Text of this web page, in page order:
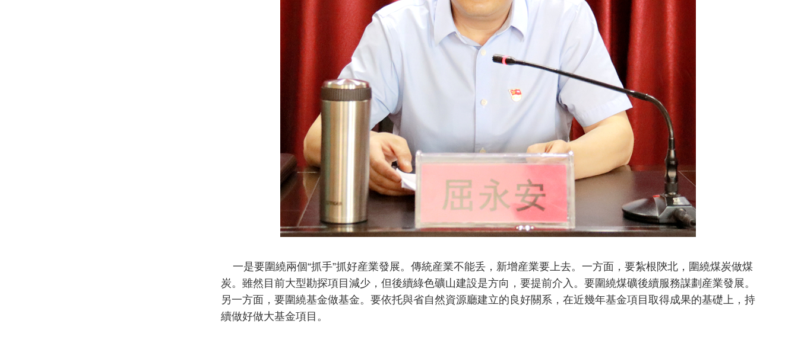
一是要圍繞兩個“抓手”抓好産業發展。傳統産業不能丢，新增産業要上去。一方面，要紮根陝北，圍繞煤炭做煤
炭。雖然目前大型勘探項目減少，但後續綠色礦山建設是方向，要提前介入。要圍繞煤礦後續服務謀劃産業發展。
另一方面，要圍繞基金做基金。要依托與省自然資源廳建立的良好關系，在近幾年基金項目取得成果的基礎上，持
續做好做大基金項目。